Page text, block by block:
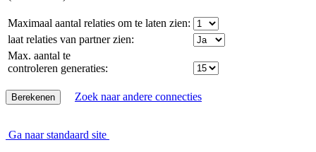
Maximaal aantal relaties om te laten zien:
laat relaties van partner zien:
Max. aantal te
controleren generaties:
Zoek naar andere connecties
Ga naar standaard site